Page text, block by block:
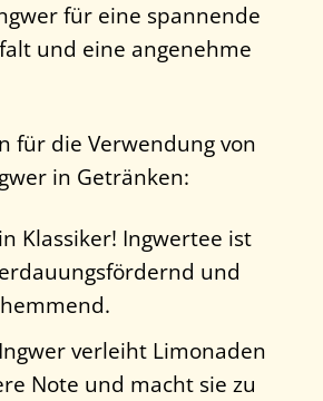
für eine spannende
und eine angenehme
für die Verwendung von
in Getränken:
Klassiker! Ingwertee ist
und
verleiht Limonaden
Note und macht sie zu